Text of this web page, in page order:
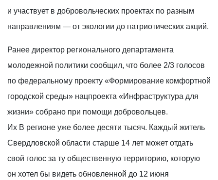
и участвует в добровольческих проектах по разным
направлениям — от экологии до патриотических акций.
Ранее директор регионального департамента
молодежной политики сообщил, что более 2/3 голосов
по федеральному проекту «Формирование комфортной
городской среды» нацпроекта «Инфраструктура для
жизни» собрано при помощи добровольцев.
Их В регионе уже более десяти тысяч. Каждый житель
Свердловской области старше 14 лет может отдать
свой голос за ту общественную территорию, которую
он хотел бы видеть обновленной до 12 июня